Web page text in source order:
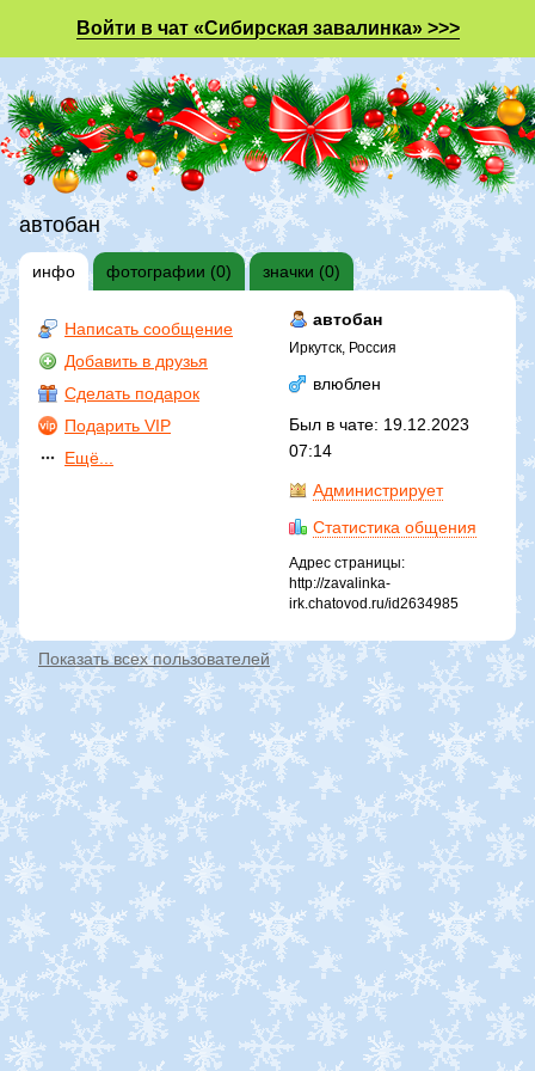
Войти в чат «Сибирская завалинка» >>>
автобан
инфо фотографии (0) значки (0)
Написать сообщение
Добавить в друзья
Сделать подарок
Подарить VIP
Ещё...
автобан
Иркутск, Россия
влюблен
Был в чате: 19.12.2023
07:14
Администрирует
Статистика общения
Адрес страницы:
http://zavalinka-
irk.chatovod.ru/id2634985
Показать всех пользователей